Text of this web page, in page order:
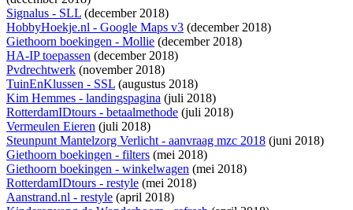
Signalus - SLL (december 2018)
HobbyHoekje.nl - Google Maps v3 (december 2018)
Giethoorn boekingen - Mollie (december 2018)
HA-IP toepassen (december 2018)
Pvdrechtwerk (november 2018)
TuinEnKlussen - SSL (augustus 2018)
Kim Hemmes - landingspagina (juli 2018)
RotterdamIDtours - betaalmethode (juli 2018)
Vermeulen Eieren (juli 2018)
Steunpunt Mantelzorg Verlicht - aanvraag mzc 2018 (juni 2018)
Giethoorn boekingen - filters (mei 2018)
Giethoorn boekingen - winkelwagen (mei 2018)
RotterdamIDtours - restyle (mei 2018)
Aanstrand.nl - restyle (april 2018)